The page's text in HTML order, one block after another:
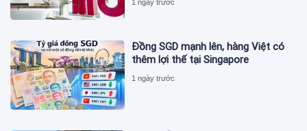
1 ngày trước
Đồng SGD mạnh lên, hàng Việt có
thêm lợi thế tại Singapore
1 ngày trước